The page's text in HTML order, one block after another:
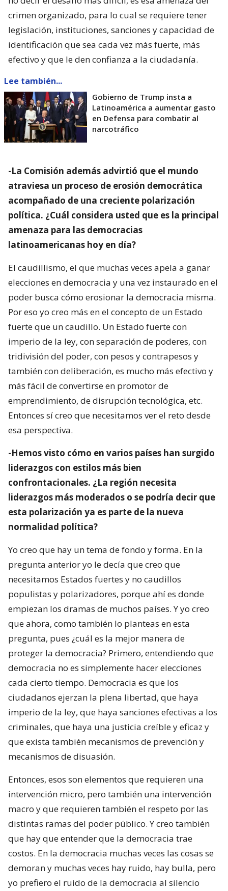
crimen organizado, para lo cual se requiere tener
legislación, instituciones, sanciones y capacidad de
identificación que sea cada vez más fuerte, más
efectivo y que le den confianza a la ciudadanía.
Lee también...
Gobierno de Trump insta a
Latinoamérica a aumentar gasto
en Defensa para combatir al
narcotráfico
-La Comisión además advirtió que el mundo
atraviesa un proceso de erosión democrática
acompañado de una creciente polarización
política. ¿Cuál considera usted que es la principal
amenaza para las democracias
latinoamericanas hoy en día?
El caudillismo, el que muchas veces apela a ganar
elecciones en democracia y una vez instaurado en el
poder busca cómo erosionar la democracia misma.
Por eso yo creo más en el concepto de un Estado
fuerte que un caudillo. Un Estado fuerte con
imperio de la ley, con separación de poderes, con
tridivisión del poder, con pesos y contrapesos y
también con deliberación, es mucho más efectivo y
más fácil de convertirse en promotor de
emprendimiento, de disrupción tecnológica, etc.
Entonces sí creo que necesitamos ver el reto desde
esa perspectiva.
-Hemos visto cómo en varios países han surgido
liderazgos con estilos más bien
confrontacionales. ¿La región necesita
liderazgos más moderados o se podría decir que
esta polarización ya es parte de la nueva
normalidad política?
Yo creo que hay un tema de fondo y forma. En la
pregunta anterior yo le decía que creo que
necesitamos Estados fuertes y no caudillos
populistas y polarizadores, porque ahí es donde
empiezan los dramas de muchos países. Y yo creo
que ahora, como también lo planteas en esta
pregunta, pues ¿cuál es la mejor manera de
proteger la democracia? Primero, entendiendo que
democracia no es simplemente hacer elecciones
cada cierto tiempo. Democracia es que los
ciudadanos ejerzan la plena libertad, que haya
imperio de la ley, que haya sanciones efectivas a los
criminales, que haya una justicia creíble y eficaz y
que exista también mecanismos de prevención y
mecanismos de disuasión.
Entonces, esos son elementos que requieren una
intervención micro, pero también una intervención
macro y que requieren también el respeto por las
distintas ramas del poder público. Y creo también
que hay que entender que la democracia trae
costos. En la democracia muchas veces las cosas se
demoran y muchas veces hay ruido, hay bulla, pero
yo prefiero el ruido de la democracia al silencio